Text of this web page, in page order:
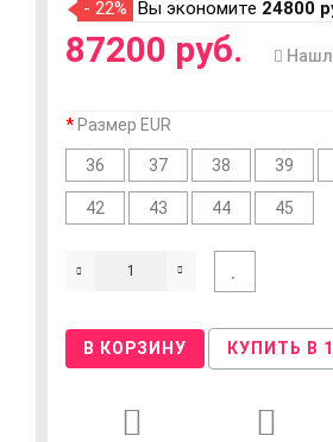
- 22% Вы экономите 24800
87200 руб.
Размер EUR
36 37 38 39
42 43 44 45
В КОРЗИНУ КУПИТЬ В